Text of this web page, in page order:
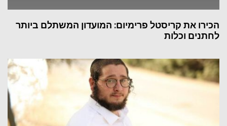
הכירו את קריסטל פרימיום: המועדון המשתלם ביותר
לחתנים וכלות